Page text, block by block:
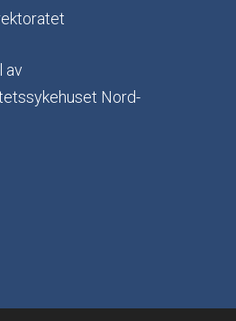
av
Nord-